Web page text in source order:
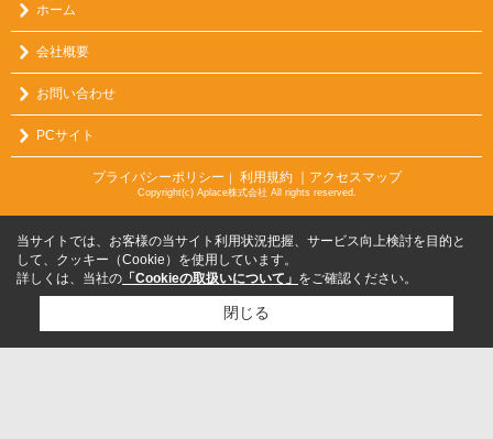
ホーム
会社概要
お問い合わせ
PCサイト
プライバシーポリシー ｜ 利用規約 ｜アクセスマップ
Copyright(c) Aplace株式会社 All rights reserved.
当サイトでは、お客様の当サイト利用状況把握、サービス向上検討を目的と
して、クッキー（Cookie）を使用しています。
詳しくは、当社の 「Cookieの取扱いについて」 をご確認ください。
閉じる